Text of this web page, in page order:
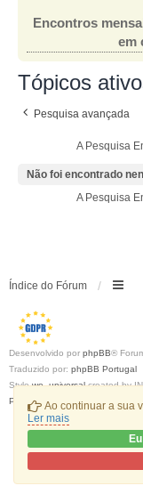
Ao continuar a sua
Ler mais
Encontros
em
Tópicos
Pesquisa avançada
A Pesquisa
Não foi encontrado
A Pesquisa
Índice do Fórum
Desenvolvido por phpBB®
Traduzido por: phpBB Portugal
Stylewe_universalcreated by
Privacidade
Termos